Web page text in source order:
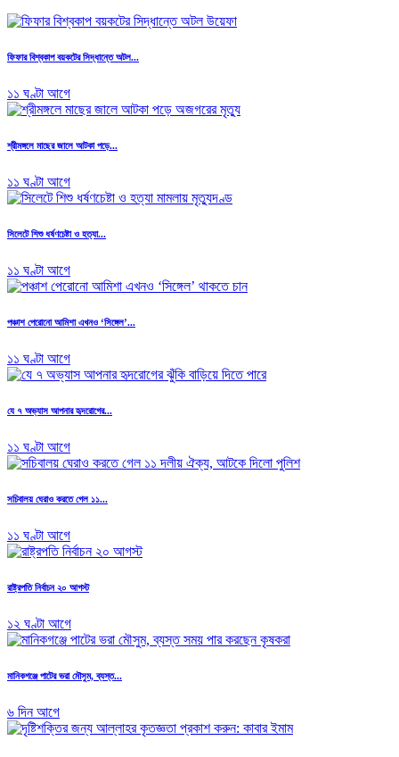
ফিফার বিশ্বকাপ বয়কটের সিদ্ধান্তে অটল...
১১ ঘণ্টা আগে
শ্রীমঙ্গলে মাছের জালে আটকা পড়ে...
১১ ঘণ্টা আগে
সিলেটে শিশু ধর্ষণচেষ্টা ও হত্যা...
১১ ঘণ্টা আগে
পঞ্চাশ পেরোনো আমিশা এখনও ‘সিঙ্গেল’...
১১ ঘণ্টা আগে
যে ৭ অভ্যাস আপনার হৃদরোগের...
১১ ঘণ্টা আগে
সচিবালয় ঘেরাও করতে গেল ১১...
১১ ঘণ্টা আগে
রাষ্ট্রপতি নির্বাচন ২০ আগস্ট
১২ ঘণ্টা আগে
মানিকগঞ্জে পাটের ভরা মৌসুম, ব্যস্ত...
৬ দিন আগে